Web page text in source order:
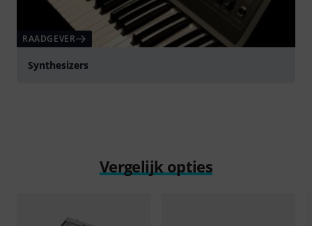
RAADGEVER
Synthesizers
Vergelijk opties